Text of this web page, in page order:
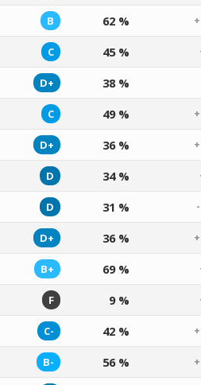
B 62 %
C 45 %
D+ 38 %
C 49 %
D+ 36 %
D 34 %
D 31 %
D+ 36 %
B+ 69 %
F 9 %
C- 42 %
B- 56 %